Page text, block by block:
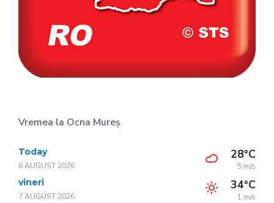
Vremea la Ocna Mureș
Today
6 AUGUST 2026
28°C
5 m/s
vineri
7 AUGUST 2026
34°C
1 m/s